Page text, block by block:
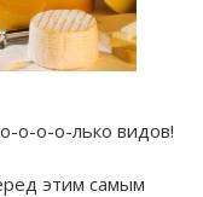
о-о-о-лько видов!
этим самым